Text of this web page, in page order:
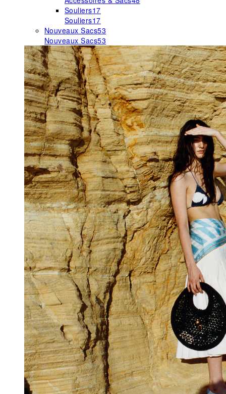
Souliers17
Souliers17
Nouveaux Sacs53
Nouveaux Sacs53